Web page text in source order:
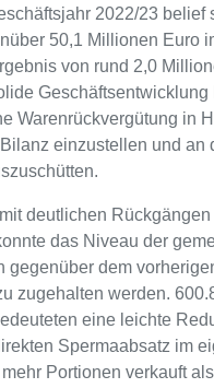
2022/23 belief
50,1 Millionen Euro
von rund 2,0
Geschäftsentwicklung
Warenrückvergütung in
einzustellen und an
deutlichen Rückgängen
das Niveau der
gegenüber dem
zugehalten werden.
eine leichte
Spermaabsatz im
Portionen verkauft